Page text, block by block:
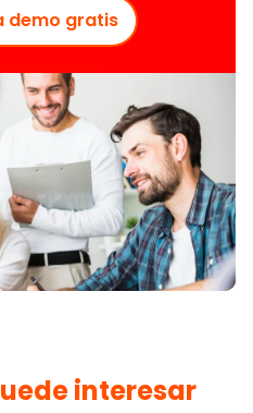
demo gratis
interesar